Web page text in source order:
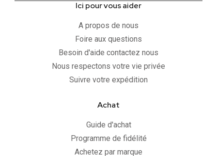
Ici pour vous aider
A propos de nous
Foire aux questions
Besoin d'aide contactez nous
Nous respectons votre vie privée
Suivre votre expédition
Achat
Guide d'achat
Programme de fidélité
Achetez par marque